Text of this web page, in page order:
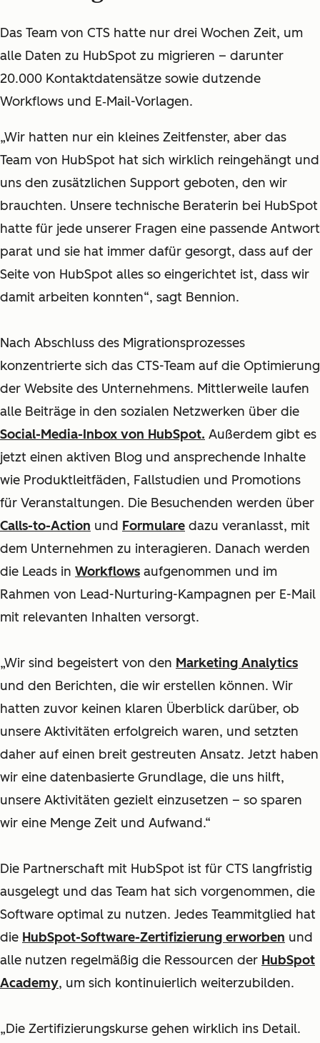
Das Team von CTS hatte nur drei Wochen Zeit, um
alle Daten zu HubSpot zu migrieren – darunter
20.000 Kontaktdatensätze sowie dutzende
Workflows und E‑Mail-Vorlagen.
„Wir hatten nur ein kleines Zeitfenster, aber das
Team von HubSpot hat sich wirklich reingehängt und
uns den zusätzlichen Support geboten, den wir
brauchten. Unsere technische Beraterin bei HubSpot
hatte für jede unserer Fragen eine passende Antwort
parat und sie hat immer dafür gesorgt, dass auf der
Seite von HubSpot alles so eingerichtet ist, dass wir
damit arbeiten konnten“, sagt Bennion.
Nach Abschluss des Migrationsprozesses
konzentrierte sich das CTS-Team auf die Optimierung
der Website des Unternehmens. Mittlerweile laufen
alle Beiträge in den sozialen Netzwerken über die
Social-Media-Inbox von HubSpot. Außerdem gibt es
jetzt einen aktiven Blog und ansprechende Inhalte
wie Produktleitfäden, Fallstudien und Promotions
für Veranstaltungen. Die Besuchenden werden über
Calls-to-Action und Formulare dazu veranlasst, mit
dem Unternehmen zu interagieren. Danach werden
die Leads in Workflows aufgenommen und im
Rahmen von Lead-Nurturing-Kampagnen per E-Mail
mit relevanten Inhalten versorgt.
„Wir sind begeistert von den Marketing Analytics
und den Berichten, die wir erstellen können. Wir
hatten zuvor keinen klaren Überblick darüber, ob
unsere Aktivitäten erfolgreich waren, und setzten
daher auf einen breit gestreuten Ansatz. Jetzt haben
wir eine datenbasierte Grundlage, die uns hilft,
unsere Aktivitäten gezielt einzusetzen – so sparen
wir eine Menge Zeit und Aufwand.“
Die Partnerschaft mit HubSpot ist für CTS langfristig
ausgelegt und das Team hat sich vorgenommen, die
Software optimal zu nutzen. Jedes Teammitglied hat
die HubSpot-Software-Zertifizierung erworben und
alle nutzen regelmäßig die Ressourcen der HubSpot
Academy, um sich kontinuierlich weiterzubilden.
„Die Zertifizierungskurse gehen wirklich ins Detail.